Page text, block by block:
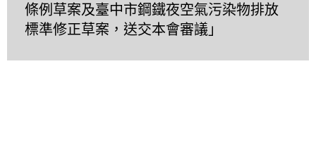
條例草案及臺中市鋼鐵夜空氣污染物排放
標準修正草案，送交本會審議」